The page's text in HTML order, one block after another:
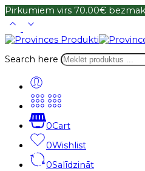
Pirkumiem virs 70.00€
Search here
0Cart
0Wishlist
0Salīdzināt